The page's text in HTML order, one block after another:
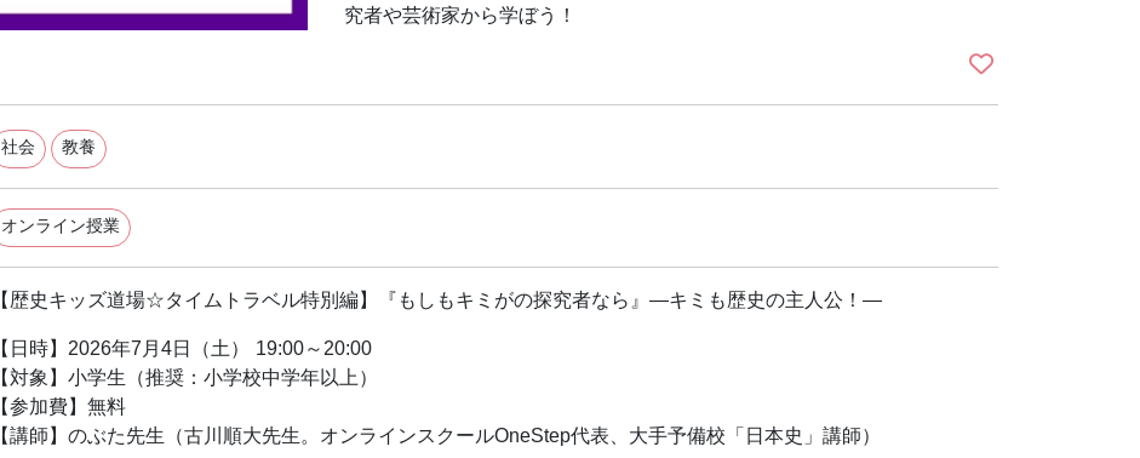
究者や芸術家から学ぼう！
社会 教養
オンライン授業
【歴史キッズ道場☆タイムトラベル特別編】『もしもキミがの探究者なら』―キミも歴史の主人公！―
【日時】2026年7月4日（土） 19:00～20:00
【対象】小学生（推奨：小学校中学年以上）
【参加費】無料
【講師】のぶた先生（古川順大先生。オンラインスクールOneStep代表、大手予備校「日本史」講師）